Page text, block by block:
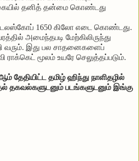
தனித் தன்மை கொண்டது
1650 கிலோ எடை கொண்டது.
அமைந்தபடி மேற்கிலிருந்து
வரும். இது பல சாதனைகளைப்
ராக்கெட் மூலம் உயரே செலுத்தப்படும்.
தேதியிட்ட தமிழ் ஹிந்து நாளிதழில்
தகவல்களுடனும் படங்களுடனும் இங்கு